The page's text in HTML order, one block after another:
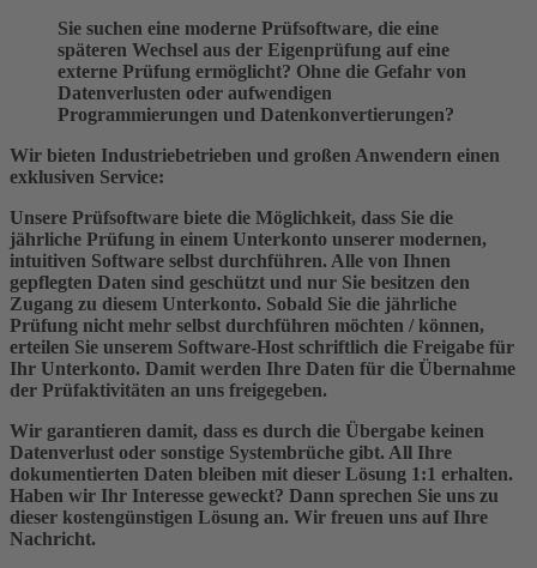
Sie suchen eine moderne Prüfsoftware, die eine
späteren Wechsel aus der Eigenprüfung auf eine
externe Prüfung ermöglicht? Ohne die Gefahr von
Datenverlusten oder aufwendigen
Programmierungen und Datenkonvertierungen?
Wir bieten Industriebetrieben und großen Anwendern einen
exklusiven Service:
Unsere Prüfsoftware biete die Möglichkeit, dass Sie die
jährliche Prüfung in einem Unterkonto unserer modernen,
intuitiven Software selbst durchführen. Alle von Ihnen
gepflegten Daten sind geschützt und nur Sie besitzen den
Zugang zu diesem Unterkonto. Sobald Sie die jährliche
Prüfung nicht mehr selbst durchführen möchten / können,
erteilen Sie unserem Software-Host schriftlich die Freigabe für
Ihr Unterkonto. Damit werden Ihre Daten für die Übernahme
der Prüfaktivitäten an uns freigegeben.
Wir garantieren damit, dass es durch die Übergabe keinen
Datenverlust oder sonstige Systembrüche gibt. All Ihre
dokumentierten Daten bleiben mit dieser Lösung 1:1 erhalten.
Haben wir Ihr Interesse geweckt? Dann sprechen Sie uns zu
dieser kostengünstigen Lösung an. Wir freuen uns auf Ihre
Nachricht.